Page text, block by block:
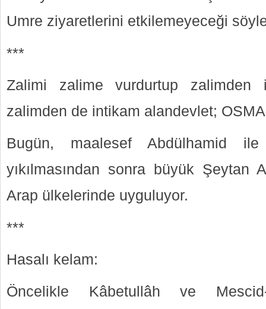
Umre ziyaretlerini etkilemeyeceği
***
Zalimi zalime vurdurtup
zalimden de intikam alandevlet;
Bugün, maalesef Abdülhamid ile
yıkılmasından sonra büyük Şeytan
Arap ülkelerinde uyguluyor.
***
Hasalı kelam:
Öncelikle Kâbetullâh ve